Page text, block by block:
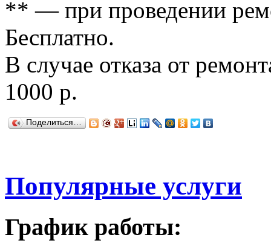
** — при проведении
Бесплатно.
В случае отказа от
1000 р.
Поделиться…
Популярные услуги
График работы: